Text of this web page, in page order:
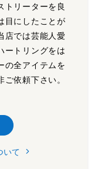
トリーターを良
目にしたことが
店では芸能人愛
ートリングをは
の全アイテムを
依頼下さい。
いて